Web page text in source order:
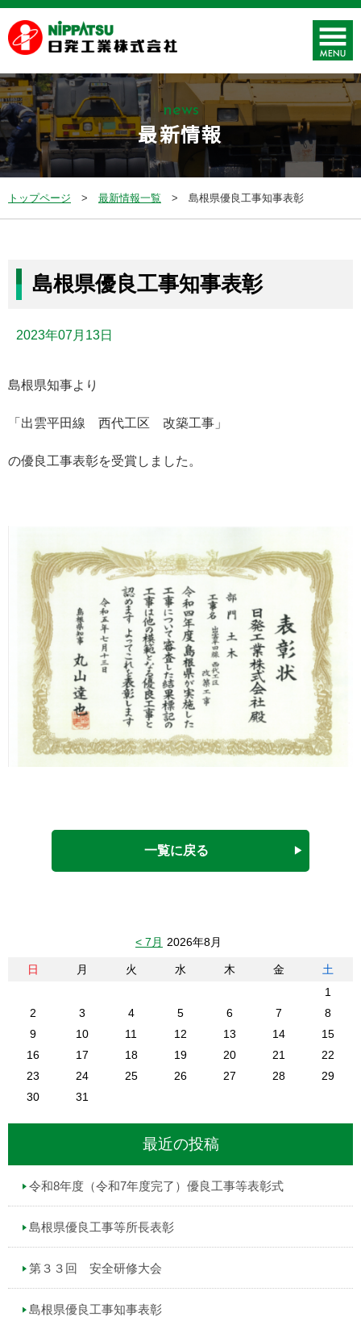
news
最新情報
トップページ 最新情報一覧 島根県優良工事知事表彰
島根県優良工事知事表彰
2023年07月13日
島根県知事より
「出雲平田線 西代工区 改築工事」
の優良工事表彰を受賞しました。
一覧に戻る
< 7月 2026年8月
日 月 火 水 木 金
土
1
2
3 4 5 6 7
8
9
10 11 12 13 14
15
16
17 18 19 20 21
22
23
24 25 26 27 28
29
30
31
最近の投稿
令和8年度（令和7年度完了）優良工事等表彰式
島根県優良工事等所長表彰
第３３回 安全研修大会
島根県優良工事知事表彰